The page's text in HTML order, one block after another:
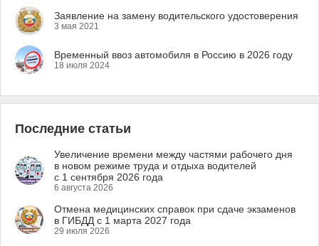
Заявление на замену водительского удостоверения
3 мая 2021
Временный ввоз автомобиля в Россию в 2026 году
18 июля 2024
Последние статьи
Увеличение времени между частями рабочего дня
в новом режиме труда и отдыха водителей
с 1 сентября 2026 года
6 августа 2026
Отмена медицинских справок при сдаче экзаменов
в ГИБДД с 1 марта 2027 года
29 июля 2026